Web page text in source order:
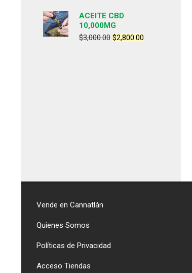
ACEITE CBD
10,000MG
$3,000.00 $2,800.00
Vende en Cannatlán
Quienes Somos
Políticas de Privacidad
Acceso Tiendas